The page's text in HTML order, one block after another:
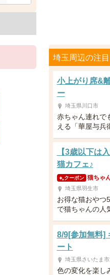
埼玉周辺の注
小上がり席&
ー
埼玉県川口市
赤ちゃん連れで
える「華屋与兵
【3歳以下は
猫カフェ♪
クーポン 猫ちゃ
埼玉県羽生市
お得な猫おや
で猫ちゃんの人
8/9[参加無料]
ート
埼玉県さいたま
色の変化を楽し